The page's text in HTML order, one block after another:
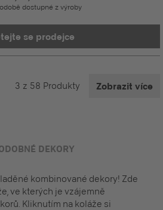
dostupné z výroby
se prodejce
3 z 58 Produkty Zobrazit více
DEKORY
kombinované dekory! Zde
ve kterých je vzájemně
Kliknutím na koláže si